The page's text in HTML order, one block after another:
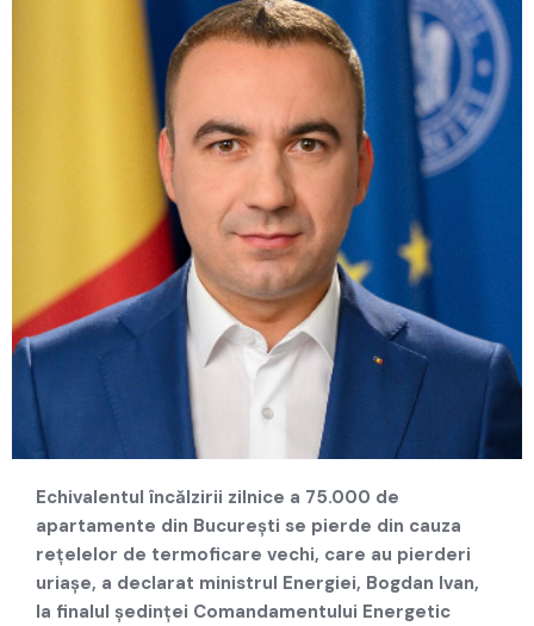
Echivalentul încălzirii zilnice a 75.000 de
apartamente din Bucureşti se pierde din cauza
reţelelor de termoficare vechi, care au pierderi
uriaşe, a declarat ministrul Energiei, Bogdan Ivan,
la finalul şedinţei Comandamentului Energetic